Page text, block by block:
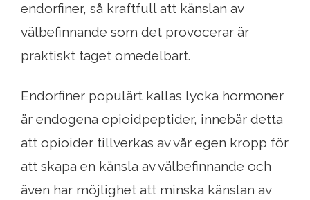
endorfiner, så kraftfull att känslan av
välbefinnande som det provocerar är
praktiskt taget omedelbart.
Endorfiner populärt kallas lycka hormoner
är endogena opioidpeptider, innebär detta
att opioider tillverkas av vår egen kropp för
att skapa en känsla av välbefinnande och
även har möjlighet att minska känslan av